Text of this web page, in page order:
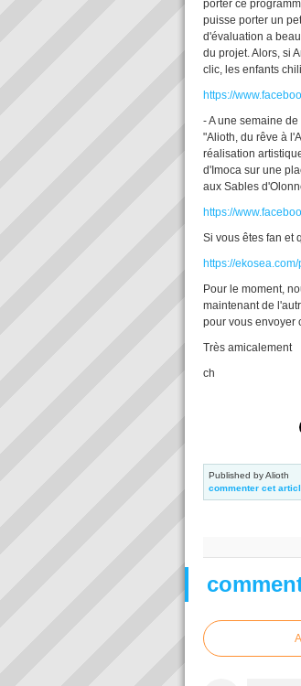
porter ce
puisse porter un
d'évaluation a
du projet. Alors, si
clic, les enfants
https://
- A une semaine
"Alioth, du rêve à
réalisation
d'Imoca sur une
aux Sables
https://
Si vous êtes fan et
https://
Pour le moment,
maintenant de
pour vous envoyer
Très amicalement
ch
Published by Alioth
commenter cet